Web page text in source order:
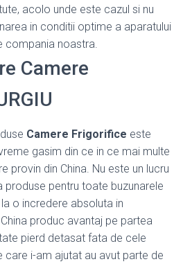
acolo unde este cazul si nu
in conditii optime a aparatului
compania noastra.
Camere
Camere Frigorifice este
gasim din ce in ce mai multe
provin din China. Nu este un lucru
pentru toate buzunarele
o incredere absoluta in
produc avantaj pe partea
pierd detasat fata de cele
care i-am ajutat au avut parte de